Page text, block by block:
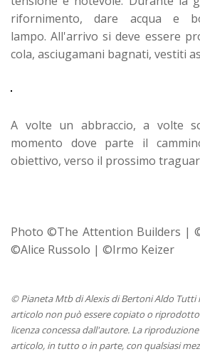
rifornimento, dare acqua e
lampo.All'arrivo si deve essere
cola, asciugamani bagnati, vestiti
A volte un abbraccio, a volte
momento dove parte il
obiettivo, verso il prossimo
Photo ©The Attention Builders |
©Alice Russolo | ©Irmo Keizer
© Pianeta Mtb di Alexis di Bertoni Aldo
articolo non può essere copiato o
licenza concessa dall'autore. La
articolo, in tutto o in parte, con qualsiasi